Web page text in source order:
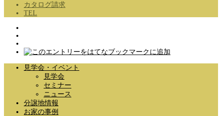
カタログ請求
TEL
見学会・イベント
見学会
セミナー
ニュース
分譲地情報
お家の事例